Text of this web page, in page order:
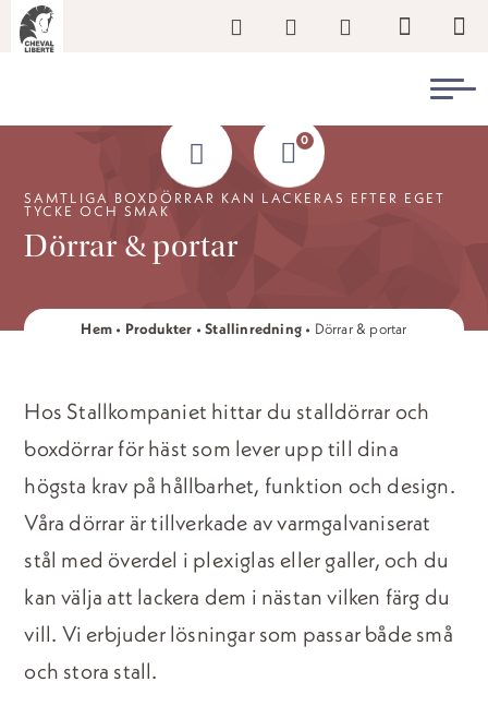
0
SAMTLIGA BOXDÖRRAR KAN LACKERAS EFTER EGET
TYCKE OCH SMAK
Dörrar & portar
Hem • Produkter •Stallinredning• Dörrar & portar
Hos Stallkompaniet hittar du stalldörrar och
boxdörrar för häst som lever upp till dina
högsta krav på hållbarhet, funktion och design.
Våra dörrar är tillverkade av varmgalvaniserat
stål med överdel i plexiglas eller galler, och du
kan välja att lackera dem i nästan vilken färg du
vill. Vi erbjuder lösningar som passar både små
och stora stall.